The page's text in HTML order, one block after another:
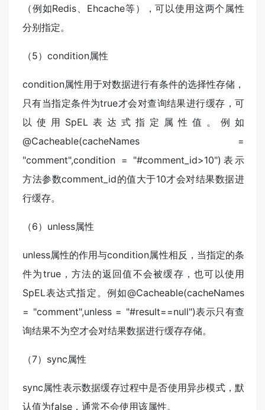
（例如Redis、Ehcache等），可以使用这两个属性
分别指定。
（5）condition属性
condition属性用于对数据进行有条件的选择性存储，
只有当指定条件为true才会对查询结果进行缓存，可
以使用SpEL表达式指定属性值。例如
@Cacheable(cacheNames =
"comment",condition = "#comment_id>10")表示
方法参数comment_id的值大于10才会对结果数据进
行缓存。
（6）unless属性
unless属性的作用与condition属性相反，当指定的条
件为true，方法的返回值不会被缓存，也可以使用
SpEL表达式指定。例如@Cacheable(cacheNames
= "comment",unless = "#result==null")表示只有查
询结果不为空才会对结果数据进行缓存存储。
（7）sync属性
sync属性表示数据缓存过程中是否使用异步模式，默
认值为false，通常不会使用该属性。